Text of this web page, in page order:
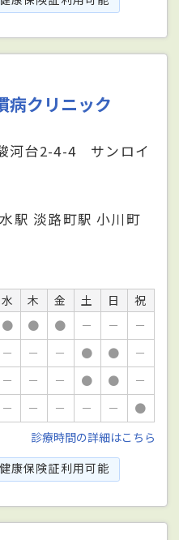
病クリニック
河台2-4-4 サンロイ
駅 淡路町駅 小川町
水 木 金 土 日
祝
● ● ● － －
－
－ － － ● ●
－
－ － － ● ●
－
－ － － － －
●
診療時間の詳細はこちら
康保険証利用可能